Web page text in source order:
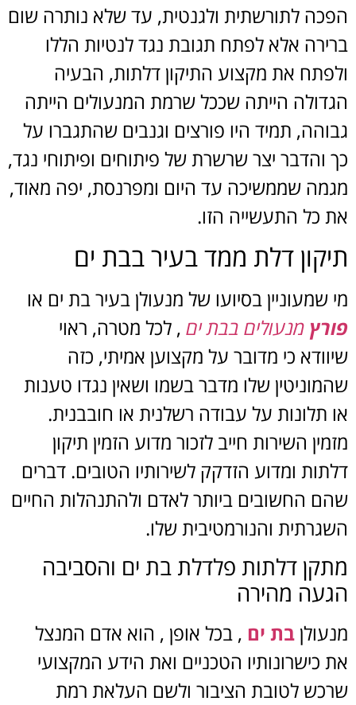
הפכה לתורשתית ולגנטית, עד שלא נותרה שום
ברירה אלא לפתח תגובת נגד לנטיות הללו
ולפתח את מקצוע התיקון דלתות, הבעיה
הגדולה הייתה שככל שרמת המנעולים הייתה
גבוהה, תמיד היו פורצים וגנבים שהתגברו על
כך והדבר יצר שרשרת של פיתוחים ופיתוחי נגד,
מגמה שממשיכה עד היום ומפרנסת, יפה מאוד,
את כל התעשייה הזו.
תיקון דלת ממד בעיר בבת ים
מי שמעוניין בסיועו של מנעולן בעיר בת ים או
פורץ מנעולים בבת ים , לכל מטרה, ראוי
שיוודא כי מדובר על מקצוען אמיתי, כזה
שהמוניטין שלו מדבר בשמו ושאין נגדו טענות
או תלונות על עבודה רשלנית או חובבנית.
מזמין השירות חייב לזכור מדוע הזמין תיקון
דלתות ומדוע הזדקק לשירותיו הטובים. דברים
שהם החשובים ביותר לאדם ולהתנהלות החיים
השגרתית והנורמטיבית שלו.
מתקן דלתות פלדלת בת ים והסביבה
הגעה מהירה
מנעולן בת ים , בכל אופן , הוא אדם המנצל
את כישרונותיו הטכניים ואת הידע המקצועי
שרכש לטובת הציבור ולשם העלאת רמת